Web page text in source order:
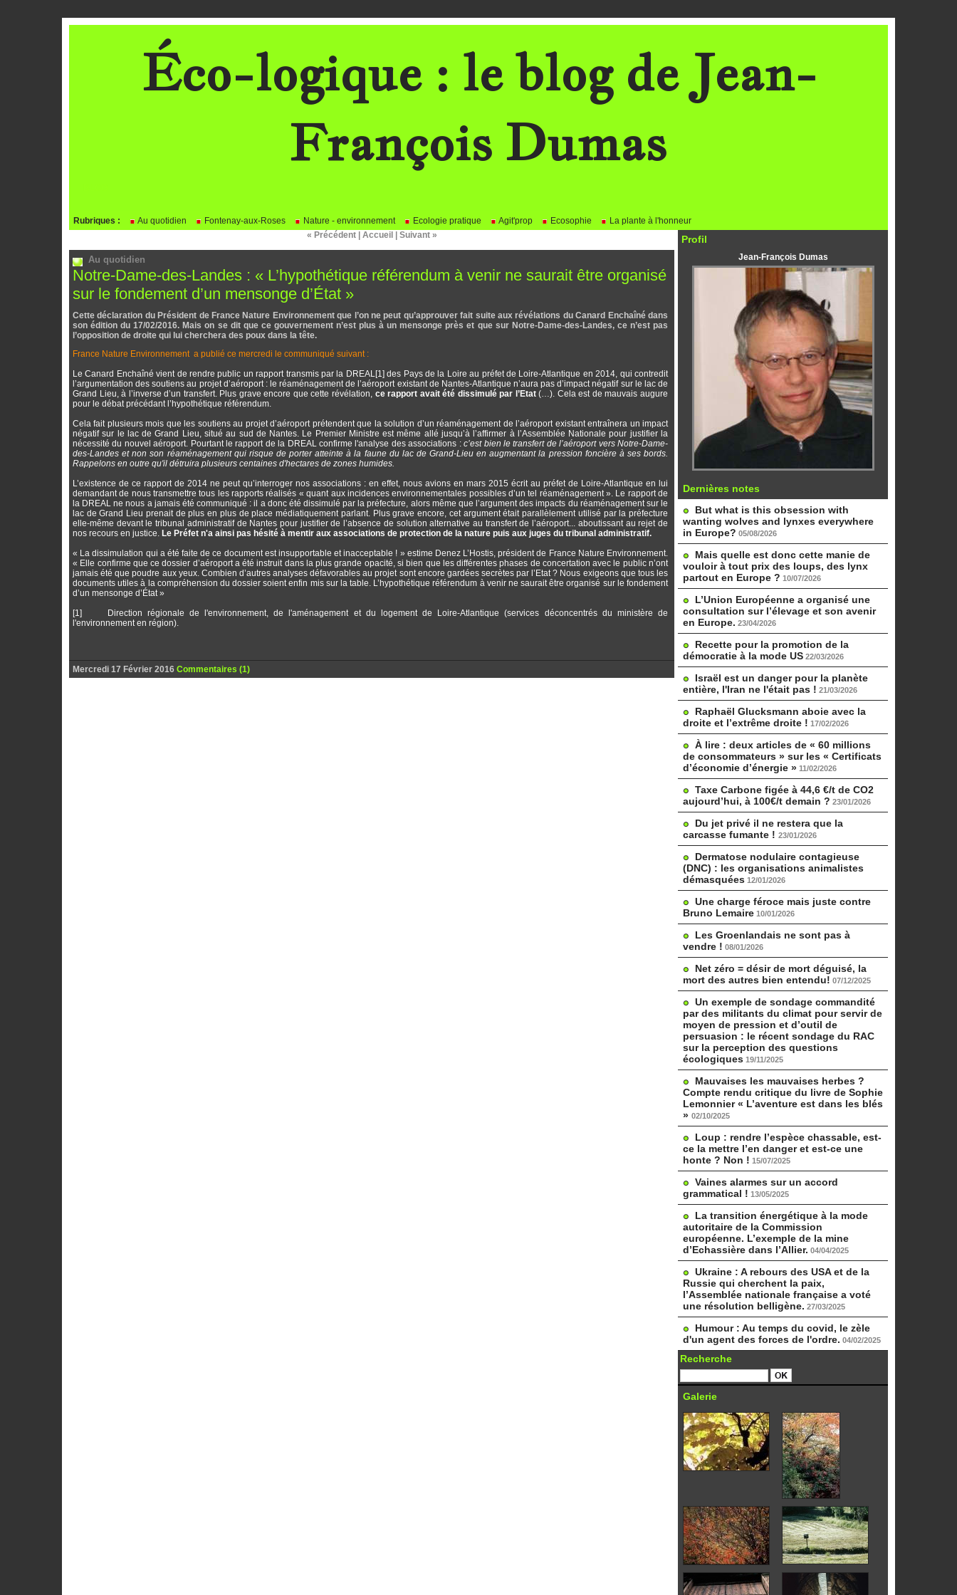
Éco-logique : le blog de Jean-
François Dumas
Rubriques : Au quotidien Fontenay-aux-Roses Nature - environnement Ecologie pratique Agit'prop Ecosophie
La plante à l'honneur
« Précédent
Accueil Suivant »
Au quotidien
Notre-Dame-des-Landes : « L’hypothétique référendum à venir ne saurait être organisé
sur le fondement d’un mensonge d’État »
Cette déclaration du Président de France Nature Environnement que l’on ne peut qu’approuver fait suite aux révélations du Canard Enchaîné dans
son édition du 17/02/2016. Mais on se dit que ce gouvernement n’est plus à un mensonge près et que sur Notre-Dame-des-Landes, ce n’est pas
l’opposition de droite qui lui cherchera des poux dans la tête.
France Nature Environnement a publié ce mercredi le communiqué suivant :
Le Canard Enchaîné vient de rendre public un rapport transmis par la DREAL[1] des Pays de la Loire au préfet de Loire-Atlantique en 2014, qui contredit
l’argumentation des soutiens au projet d’aéroport : le réaménagement de l’aéroport existant de Nantes-Atlantique n’aura pas d’impact négatif sur le lac de
Grand Lieu, à l’inverse d’un transfert. Plus grave encore que cette révélation, ce rapport avait été dissimulé par l’Etat(…). Cela est de mauvais augure
pour le débat précédant l’hypothétique référendum.
Cela fait plusieurs mois que les soutiens au projet d’aéroport prétendent que la solution d’un réaménagement de l’aéroport existant entraînera un impact
négatif sur le lac de Grand Lieu, situé au sud de Nantes. Le Premier Ministre est même allé jusqu’à l’affirmer à l’Assemblée Nationale pour justifier la
nécessité du nouvel aéroport. Pourtant le rapport de la DREAL confirme l'analyse des associations :c’est bien le transfert de l’aéroport vers Notre-Dame-
des-Landes et non son réaménagement qui risque de porter atteinte à la faune du lac de Grand-Lieu en augmentant la pression foncière à ses bords.
Rappelons en outre qu'il détruira plusieurs centaines d'hectares de zones humides.
L’existence de ce rapport de 2014 ne peut qu’interroger nos associations : en effet, nous avions en mars 2015 écrit au préfet de Loire-Atlantique en lui
demandant de nous transmettre tous les rapports réalisés « quant aux incidences environnementales possibles d’un tel réaménagement ». Le rapport de
la DREAL ne nous a jamais été communiqué : il a donc été dissimulé par la préfecture, alors même que l’argument des impacts du réaménagement sur le
lac de Grand Lieu prenait de plus en plus de place médiatiquement parlant. Plus grave encore, cet argument était parallèlement utilisé par la préfecture
elle-même devant le tribunal administratif de Nantes pour justifier de l’absence de solution alternative au transfert de l’aéroport... aboutissant au rejet de
nos recours en justice. Le Préfet n'a ainsi pas hésité à mentir aux associations de protection de la nature puis aux juges du tribunal administratif.
« La dissimulation qui a été faite de ce document est insupportable et inacceptable ! » estime Denez L’Hostis, président de France Nature Environnement.
« Elle confirme que ce dossier d’aéroport a été instruit dans la plus grande opacité, si bien que les différentes phases de concertation avec le public n’ont
jamais été que poudre aux yeux. Combien d’autres analyses défavorables au projet sont encore gardées secrètes par l’Etat ? Nous exigeons que tous les
documents utiles à la compréhension du dossier soient enfin mis sur la table. L’hypothétique référendum à venir ne saurait être organisé sur le fondement
d’un mensonge d’État »
[1] Direction régionale de l'environnement, de l'aménagement et du logement de Loire-Atlantique (services déconcentrés du ministère de
l'environnement en région).
Mercredi 17 Février 2016 Commentaires (1)
Profil
Jean-François Dumas
Dernières notes
But what is this obsession with
wanting wolves and lynxes everywhere
in Europe? 05/08/2026
Mais quelle est donc cette manie de
vouloir à tout prix des loups, des lynx
partout en Europe ? 10/07/2026
L’Union Européenne a organisé une
consultation sur l’élevage et son avenir
en Europe. 23/04/2026
Recette pour la promotion de la
démocratie à la mode US 22/03/2026
Israël est un danger pour la planète
entière, l'Iran ne l'était pas ! 21/03/2026
Raphaël Glucksmann aboie avec la
droite et l’extrême droite ! 17/02/2026
À lire : deux articles de « 60 millions
de consommateurs » sur les « Certificats
d’économie d’énergie » 11/02/2026
Taxe Carbone figée à 44,6 €/t de CO2
aujourd’hui, à 100€/t demain ? 23/01/2026
Du jet privé il ne restera que la
carcasse fumante ! 23/01/2026
Dermatose nodulaire contagieuse
(DNC) : les organisations animalistes
démasquées 12/01/2026
Une charge féroce mais juste contre
Bruno Lemaire 10/01/2026
Les Groenlandais ne sont pas à
vendre ! 08/01/2026
Net zéro = désir de mort déguisé, la
mort des autres bien entendu! 07/12/2025
Un exemple de sondage commandité
par des militants du climat pour servir de
moyen de pression et d’outil de
persuasion : le récent sondage du RAC
sur la perception des questions
écologiques 19/11/2025
Mauvaises les mauvaises herbes ?
Compte rendu critique du livre de Sophie
Lemonnier « L’aventure est dans les blés
» 02/10/2025
Loup : rendre l’espèce chassable, est-
ce la mettre l’en danger et est-ce une
honte ? Non ! 15/07/2025
Vaines alarmes sur un accord
grammatical ! 13/05/2025
La transition énergétique à la mode
autoritaire de la Commission
européenne. L’exemple de la mine
d’Echassière dans l’Allier. 04/04/2025
Ukraine : A rebours des USA et de la
Russie qui cherchent la paix,
l’Assemblée nationale française a voté
une résolution belligène. 27/03/2025
Humour : Au temps du covid, le zèle
d'un agent des forces de l'ordre. 04/02/2025
Recherche
Galerie